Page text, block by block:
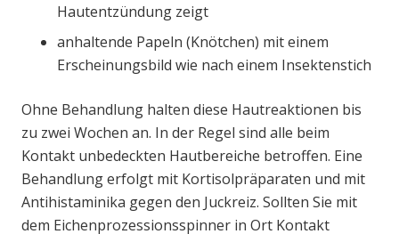
Hautentzündung zeigt
anhaltende Papeln (Knötchen) mit einem
Erscheinungsbild wie nach einem Insektenstich
Ohne Behandlung halten diese Hautreaktionen bis
zu zwei Wochen an. In der Regel sind alle beim
Kontakt unbedeckten Hautbereiche betroffen. Eine
Behandlung erfolgt mit Kortisolpräparaten und mit
Antihistaminika gegen den Juckreiz. Sollten Sie mit
dem Eichenprozessionsspinner in Ort Kontakt